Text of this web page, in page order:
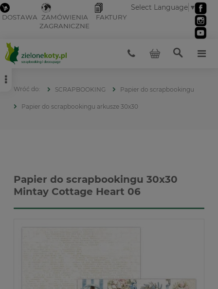
DOSTAWA ZAMÓWIENIA
ZAGRANICZNE
FAKTURY
Select Language ▼
SCRAPBOOKING Papier do scrapbookingu
Papier do scrapbookingu arkusze 30x30
Papier do scrapbookingu 30x30
Mintay Cottage Heart 06